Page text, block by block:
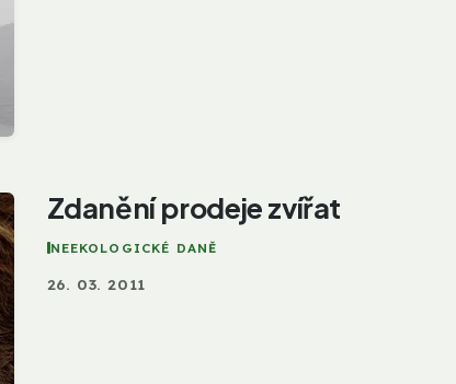
Zdanění prodeje zvířat
NEEKOLOGICKÉ DANĚ
26. 03. 2011